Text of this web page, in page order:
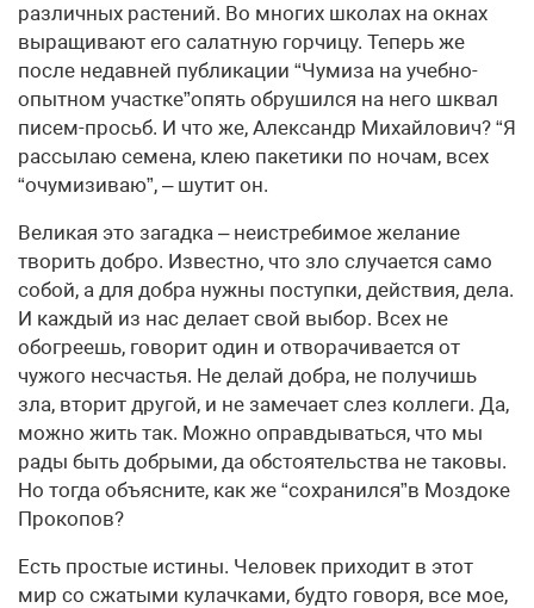
различных растений. Во многих школах на окнах
выращивают его салатную горчицу. Теперь же
после недавней публикации “Чумиза на учебно-
опытном участке”опять обрушился на него шквал
писем-просьб. И что же, Александр Михайлович? “Я
рассылаю семена, клею пакетики по ночам, всех
“очумизиваю”, – шутит он.
Великая это загадка – неистребимое желание
творить добро. Известно, что зло случается само
собой, а для добра нужны поступки, действия, дела.
И каждый из нас делает свой выбор. Всех не
обогреешь, говорит один и отворачивается от
чужого несчастья. Не делай добра, не получишь
зла, вторит другой, и не замечает слез коллеги. Да,
можно жить так. Можно оправдываться, что мы
рады быть добрыми, да обстоятельства не таковы.
Но тогда объясните, как же “сохранился”в Моздоке
Прокопов?
Есть простые истины. Человек приходит в этот
мир со сжатыми кулачками, будто говоря, все мое,